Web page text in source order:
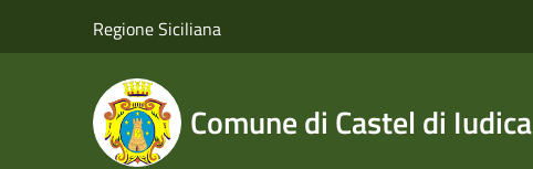
Regione Siciliana
Comune di Castel di Iudica